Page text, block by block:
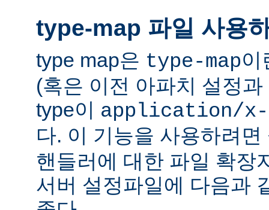
type-map 파일 사용
type map은 type-map이
(혹은 이전 아파치 설정
type이 application/x-
다. 이 기능을 사용하려
핸들러에 대한 파일 확장
서버 설정파일에 다음과